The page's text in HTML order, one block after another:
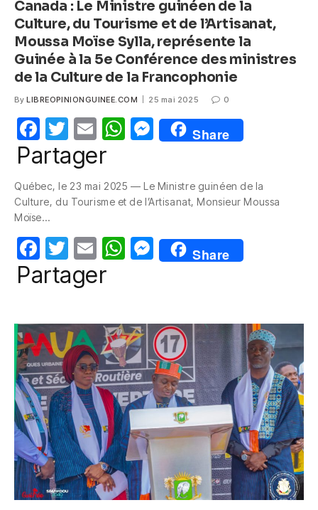
Canada : Le Ministre guinéen de la
Culture, du Tourisme et de l’Artisanat,
Moussa Moïse Sylla, représente la
Guinée à la 5e Conférence des ministres
de la Culture de la Francophonie
By LIBREOPINIONGUINEE.COM 25 mai 2025 0
F
a
e
b
o
o
k
T
w
itt
er
E
m
W
s
p
p
M
e
e
g
er
Share
Partager
Québec, le 23 mai 2025 — Le Ministre guinéen de la
Culture, du Tourisme et de l’Artisanat, Monsieur Moussa
Moïse…
F
a
e
b
o
o
k
T
w
itt
er
E
m
W
s
A
p
p
M
e
e
n
g
er
Share
Partager